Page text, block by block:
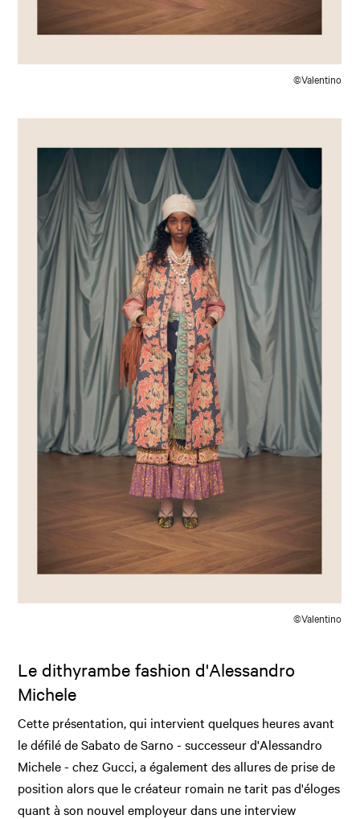
©Valentino
©Valentino
Le dithyrambe fashion d'Alessandro
Michele
Cette présentation, qui intervient quelques heures avant
le défilé de Sabato de Sarno - successeur d'Alessandro
Michele - chez Gucci, a également des allures de prise de
position alors que le créateur romain ne tarit pas d'éloges
quant à son nouvel employeur dans une interview